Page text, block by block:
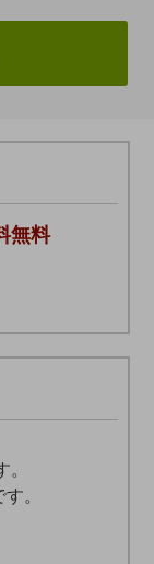
無料
。
す。